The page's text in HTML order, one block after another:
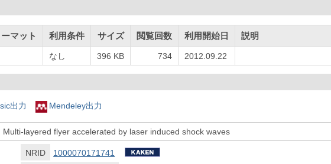
マット 利用条件 サイズ 閲覧回数 利用開始日 説明
なし 396 KB 734 2012.09.22
出力 Mendeley出力
Multi-layered flyer accelerated by laser induced shock waves
NRID
1000070171741